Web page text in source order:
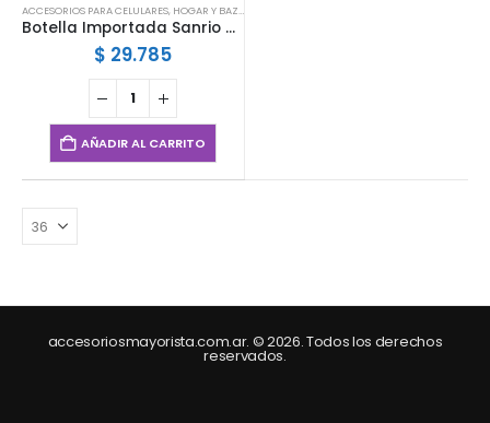
ACCESORIOS PARA CELULARES, HOGAR Y BAZAR
Botella Importada Sanrio Doble Pico
$ 29.785
AÑADIR AL CARRITO
accesoriosmayorista.com.ar. © 2026. Todos los derechos
reservados.